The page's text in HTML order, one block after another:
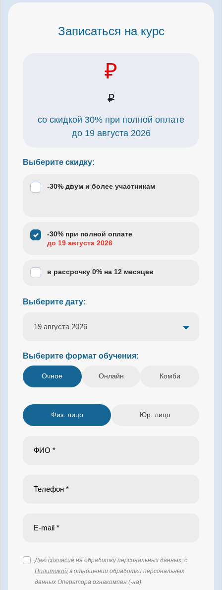
Записаться на курс
₽
₽
со скидкой 30% при полной оплате
до 19 августа 2026
Выберите скидку:
-30% двум и более участникам
-30% при полной оплате
до 19 августа 2026
в рассрочку 0% на 12 месяцев
Выберите дату:
Выберите формат обучения:
Очное Онлайн Комби
Физ. лицо Юр. лицо
Даю согласие на обработку персональных данных, с
Политикой в отношении обработки персональных
данных Оператора ознакомлен (-на)